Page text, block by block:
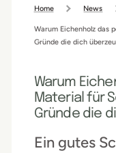
Home News
Warum Eichenholz das
Gründe die dich
Warum
Material für
Gründe die
Ein gutes